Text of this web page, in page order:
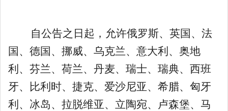
自公告之日起，允许俄罗斯、英国、法
国、德国、挪威、乌克兰、意大利、奥地
利、芬兰、荷兰、丹麦、瑞士、瑞典、西班
牙、比利时、捷克、爱沙尼亚、希腊、匈牙
利、冰岛、拉脱维亚、立陶宛、卢森堡、马